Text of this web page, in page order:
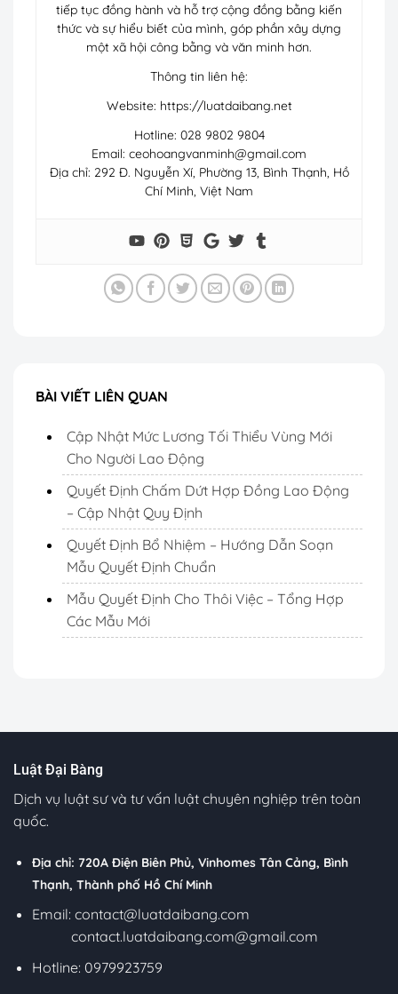
tiếp tục đồng hành và hỗ trợ cộng đồng bằng kiến
thức và sự hiểu biết của mình, góp phần xây dựng
một xã hội công bằng và văn minh hơn.
Thông tin liên hệ:
Website: https://luatdaibang.net
Hotline: 028 9802 9804
Email: ceohoangvanminh@gmail.com
Địa chỉ: 292 Đ. Nguyễn Xí, Phường 13, Bình Thạnh, Hồ
Chí Minh, Việt Nam
BÀI VIẾT LIÊN QUAN
Cập Nhật Mức Lương Tối Thiểu Vùng Mới
Cho Người Lao Động
Quyết Định Chấm Dứt Hợp Đồng Lao Động
– Cập Nhật Quy Định
Quyết Định Bổ Nhiệm – Hướng Dẫn Soạn
Mẫu Quyết Định Chuẩn
Mẫu Quyết Định Cho Thôi Việc – Tổng Hợp
Các Mẫu Mới
Luật Đại Bàng
Dịch vụ luật sư và tư vấn luật chuyên nghiệp trên toàn
quốc.
Địa chỉ: 720A Điện Biên Phủ, Vinhomes Tân Cảng, Bình
Thạnh, Thành phố Hồ Chí Minh
Email: contact@luatdaibang.com
contact.luatdaibang.com@gmail.com
Hotline: 0979923759